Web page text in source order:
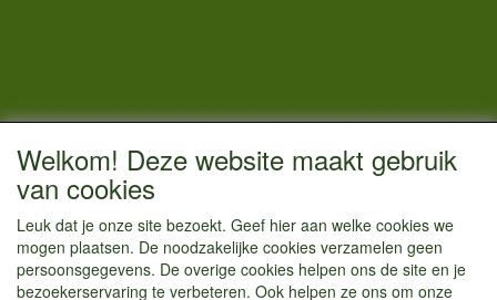
CONTACTGEGEVENS
Vestigingsadres:
Hoofdweg 36
1433 JW Kudelstaart
Welkom! Deze website maakt gebruik
van cookies
Leuk dat je onze site bezoekt. Geef hier aan welke cookies we
mogen plaatsen. De noodzakelijke cookies verzamelen geen
persoonsgegevens. De overige cookies helpen ons de site en je
bezoekerservaring te verbeteren. Ook helpen ze ons om onze